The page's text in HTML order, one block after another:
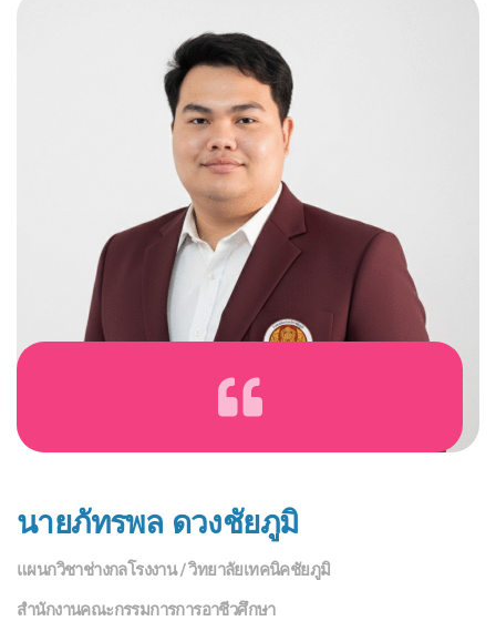
นายภัทรพล ดวงชัยภูมิ
แผนกวิชาช่างกลโรงงาน / วิทยาลัยเทคนิคชัยภูมิ
สำนักงานคณะกรรมการการอาชีวศึกษา